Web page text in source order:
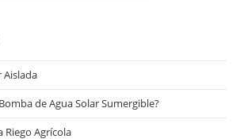
Aislada
de Agua Solar Sumergible?
Riego Agrícola